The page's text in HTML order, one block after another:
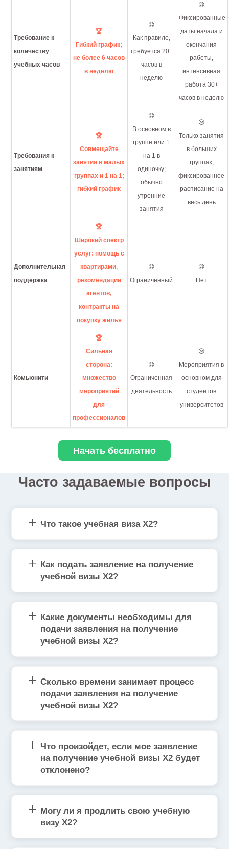
Требование к
количеству
учебных часов
🏆
Гибкий график;
не более 6 часов
в неделю
😞
Как правило,
требуется 20+
часов в
неделю
😢
Фиксированные
даты начала и
окончания
работы,
интенсивная
работа 30+
часов в неделю
Требования к
занятиям
🏆
Совмещайте
занятия в малых
группах и 1 на 1;
гибкий график
😞
В основном в
группе или 1
на 1 в
одиночку;
обычно
утренние
занятия
😢
Только занятия
в больших
группах;
фиксированное
расписание на
весь день
Дополнительная
поддержка
🏆
Широкий спектр
услуг: помощь с
квартирами,
рекомендации
агентов,
контракты на
покупку жилья
😞
Ограниченный
😢
Нет
Комьюнити
🏆
Сильная
сторона:
множество
мероприятий
для
профессионалов
😞
Ограниченная
деятельность
😢
Мероприятия в
основном для
студентов
университетов
Начать бесплатно
Часто задаваемые вопросы
Что такое учебная виза X2?
Как подать заявление на получение
учебной визы X2?
Какие документы необходимы для
подачи заявления на получение
учебной визы X2?
Сколько времени занимает процесс
подачи заявления на получение
учебной визы X2?
Что произойдет, если мое заявление
на получение учебной визы X2 будет
отклонено?
Могу ли я продлить свою учебную
визу Х2?